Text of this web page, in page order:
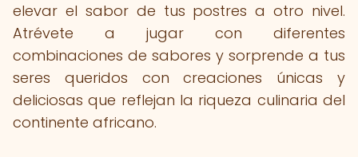
elevar el sabor de tus postres a otro nivel.
Atrévete a jugar con diferentes
combinaciones de sabores y sorprende a tus
seres queridos con creaciones únicas y
deliciosas que reflejan la riqueza culinaria del
continente africano.